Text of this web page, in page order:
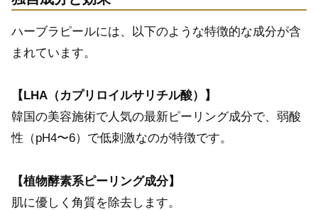
ハーブラピールには、以下のような特徴的な成分が含
まれています。
【LHA（カプリロイルサリチル酸）】
韓国の美容施術で人気の最新ピーリング成分で、弱酸
性（pH4〜6）で低刺激なのが特徴です。
【植物酵素系ピーリング成分】
肌に優しく角質を除去します。